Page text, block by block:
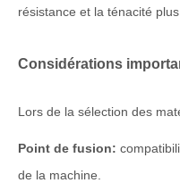
résistance et la ténacité
Considérations
Lors de la sélection des
Point de fusion:
de la machine.